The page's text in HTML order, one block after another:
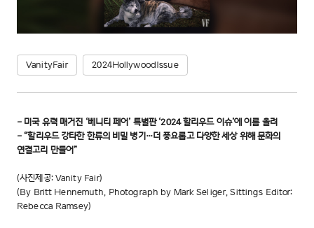
VanityFair 2024HollywoodIssue
- 미국 유력 매거진 ‘베니티 페어’ 특별판 ‘2024 할리우드 이슈’에 이름 올려
- “할리우드 강타한 한류의 비밀 병기…더 풍요롭고 다양한 세상 위해 문화의
연결고리 만들어”
(사진제공: Vanity Fair)
(By Britt Hennemuth, Photograph by Mark Seliger, Sittings Editor:
Rebecca Ramsey)